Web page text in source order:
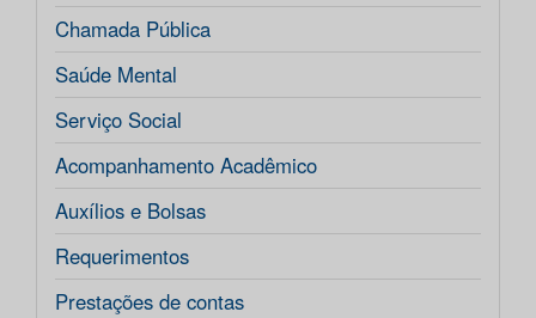
Chamada Pública
Saúde Mental
Serviço Social
Acompanhamento Acadêmico
Auxílios e Bolsas
Requerimentos
Prestações de contas